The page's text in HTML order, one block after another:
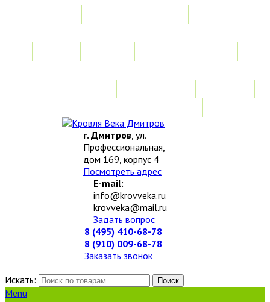
г. Дмитров, ул.
Профессиональная,
дом 169, корпус 4
Посмотреть адрес
E-mail:
info@krovveka.ru
krovveka@mail.ru
Задать вопрос
8 (495) 410-68-78
8 (910) 009-68-78
Заказать звонок
Искать:
Поиск
Menu